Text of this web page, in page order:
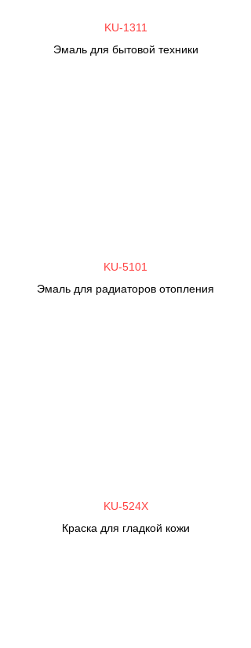
KU-1311
Эмаль для бытовой техники
KU-5101
Эмаль для радиаторов отопления
KU-524X
Краска для гладкой кожи